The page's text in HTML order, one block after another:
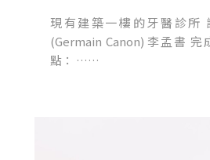
現有建築一樓的牙醫診所
(Germain Canon) 李孟書 完
點： ……